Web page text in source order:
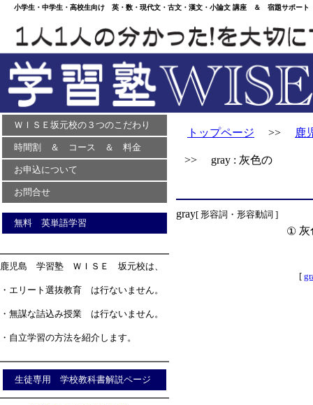
小学生・中学生・高校生向け 英・数・現代文・古文・漢文・小論文 講座 ＆ 宿題サポー
ＷＩＳＥ坂元校の３つのこだわり
時間割 ＆ コース ＆ 料金
お申込について
お問合せ
無料 英単語学習
鹿児島 学習塾 ＷＩＳＥ 坂元校は、
・エリート選抜教育 は行ないません。
・無謀な詰込み授業 は行ないません。
・自立学習の方法を紹介します。
生徒専用 学校教科書解説ページ
トップページ >> 鹿
>> gray : 灰色の
gray[ 形容詞・形容動詞 ]
① 灰
[